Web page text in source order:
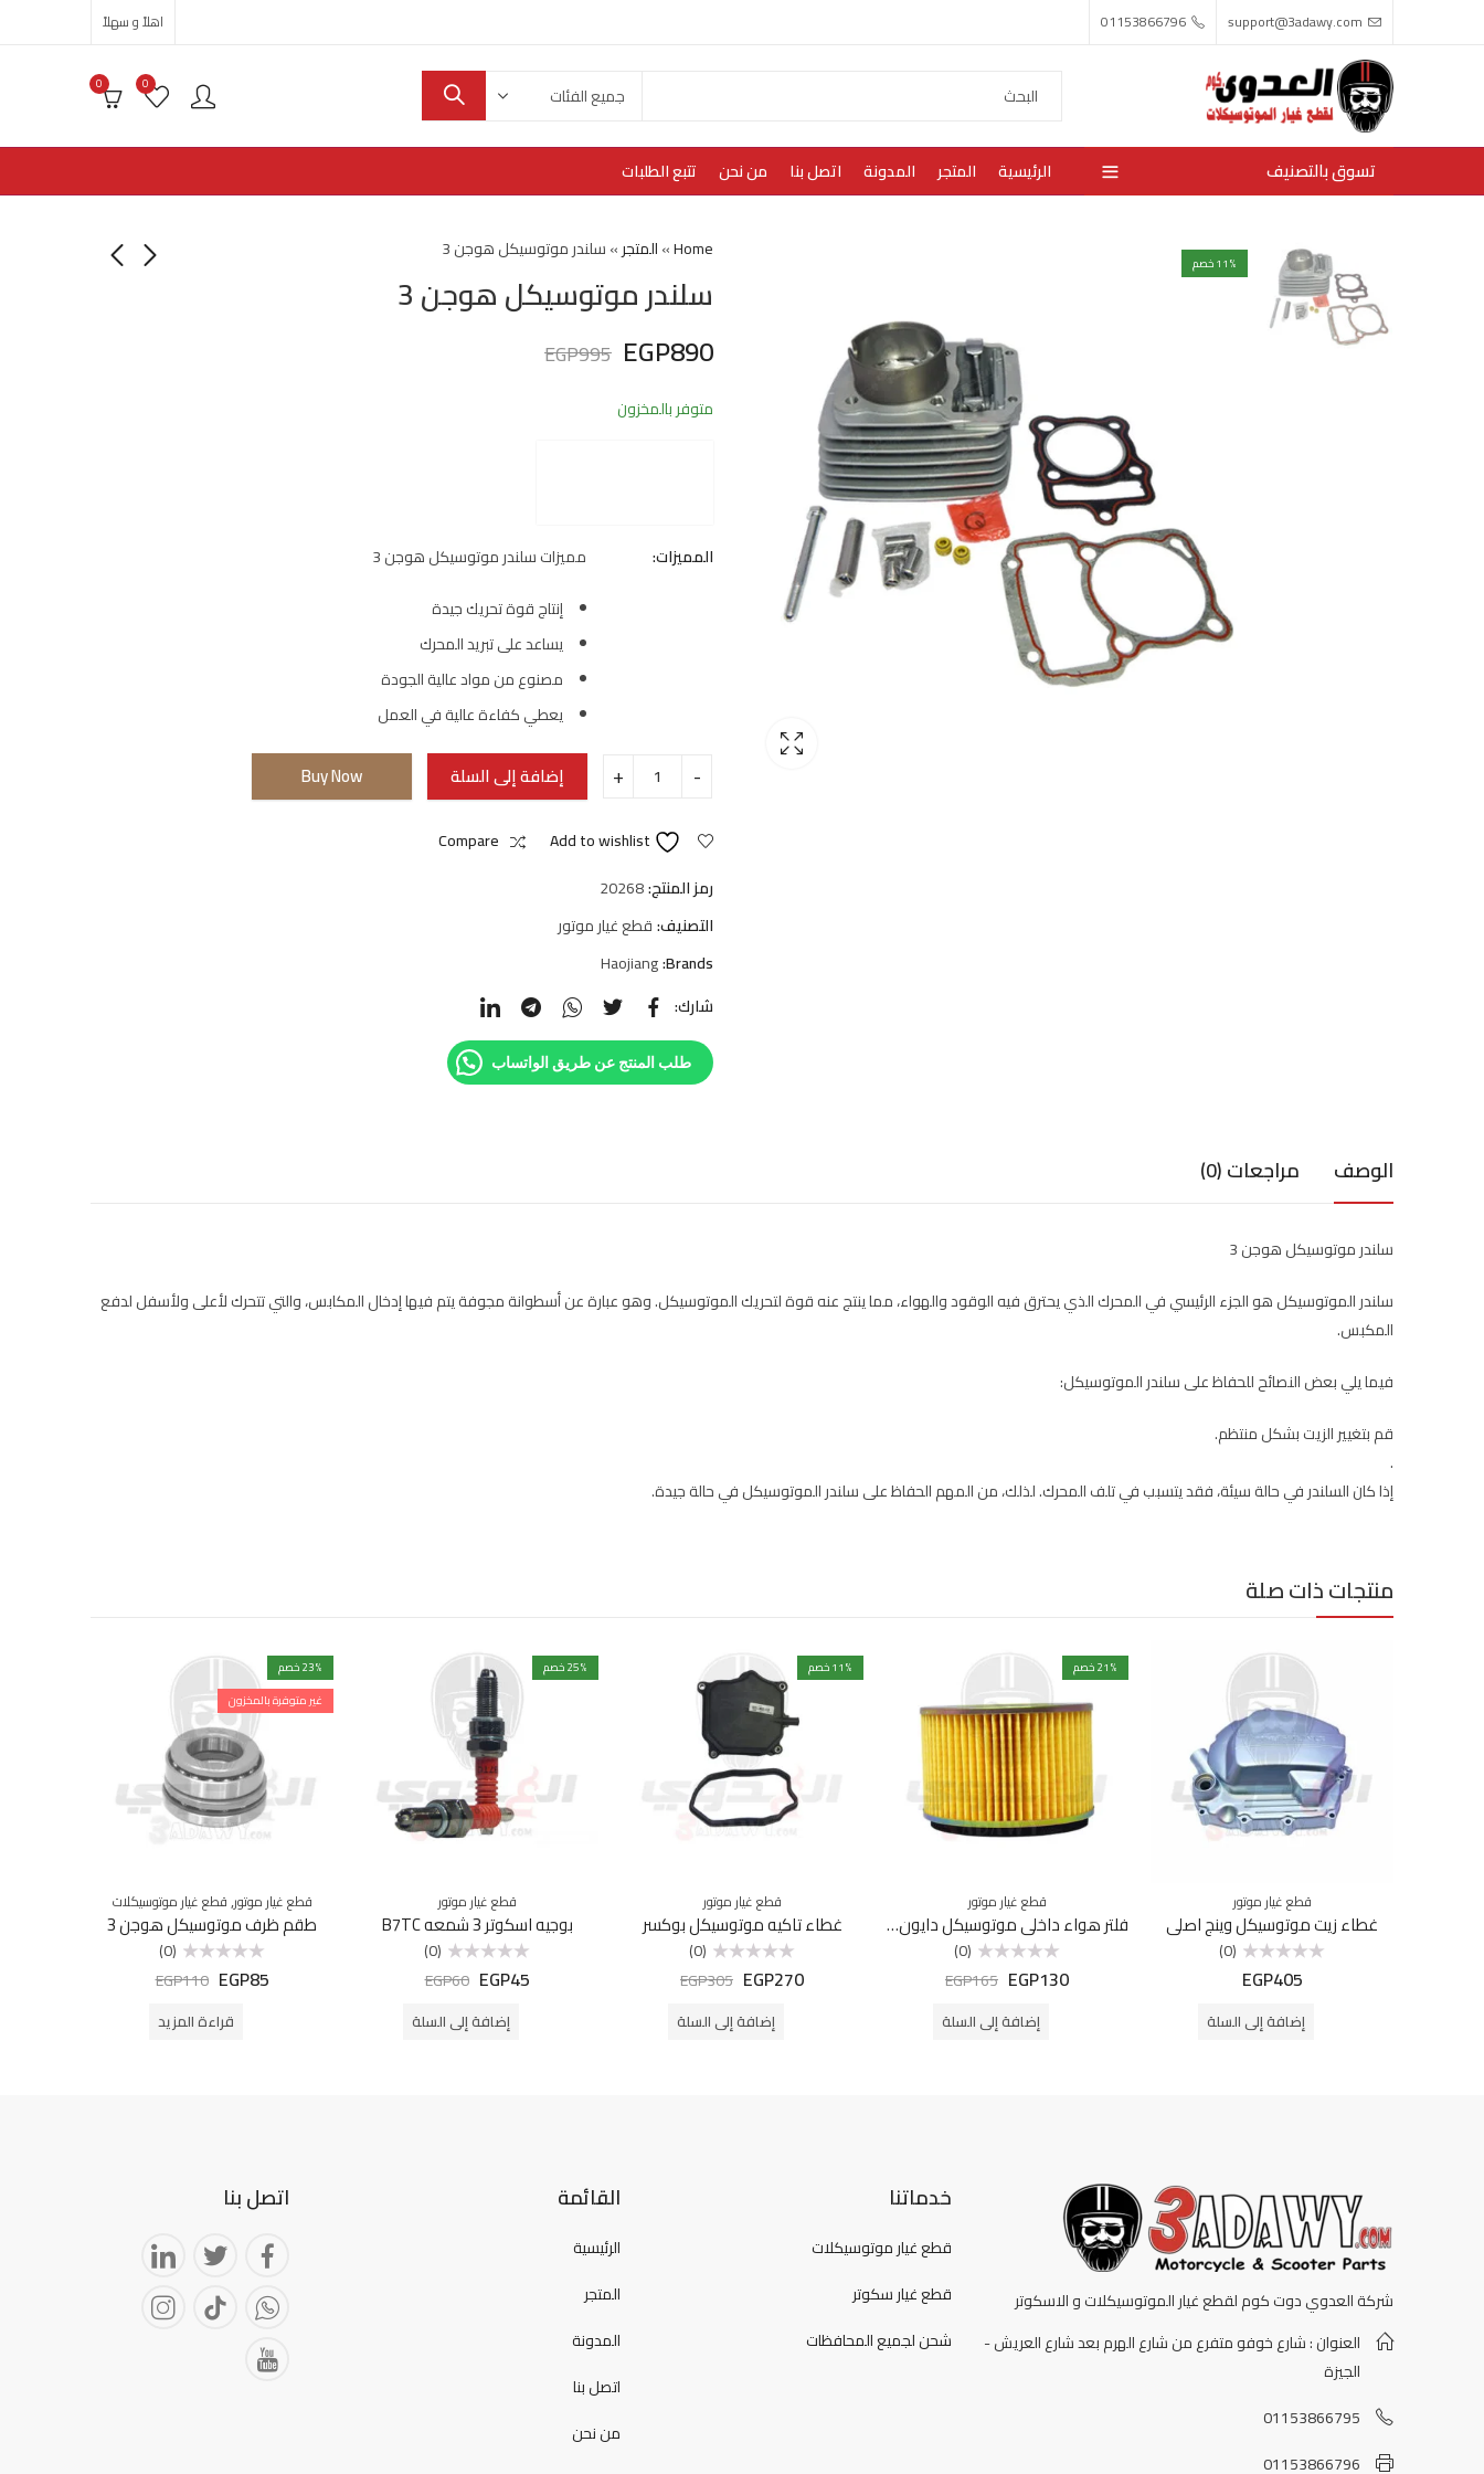
support@3adawy.com
01153866796 اهلاً و سهلاً
0
0
تسوق بالتصنيف الرئيسية المتجر المدونة اتصل بنا من نحن تتبع الطلبات
11% خصم
Home
»المتجر»سلندر موتوسيكل هوجن 3
سلندر موتوسيكل هوجن 3
EGP890
EGP995
متوفر بالمخزون
المميزات:
مميزات سلندر موتوسيكل هوجن 3
إنتاج قوة تحريك جيدة
يساعد على تبريد المحرك
مصنوع من مواد عالية الجودة
يعطي كفاءة عالية في العمل
إضافة إلى السلة Buy Now
Add to wishlist
Compare
رمز المنتج:20268
التصنيف:قطع غيار موتور
Brands:
Haojiang
شارك:
طلب المنتج عن طريق الواتساب
الوصف مراجعات (0)
سلندر موتوسيكل هوجن 3
سلندر الموتوسيكل هو الجزء الرئيسي في المحرك الذي يحترق فيه الوقود والهواء، مما ينتج عنه قوة لتحريك الموتوسيكل. وهو عبارة عن أسطوانة مجوفة يتم فيها إدخال المكابس، والتي تتحرك لأعلى ولأسفل لدفع
المكبس.
فيما يلي بعض النصائح للحفاظ على سلندر الموتوسيكل:
قم بتغيير الزيت بشكل منتظم.
.
إذا كان السلندر في حالة سيئة، فقد يتسبب في تلف المحرك. لذلك، من المهم الحفاظ على سلندر الموتوسيكل في حالة جيدة.
منتجات ذات صلة
قطع غيار موتور
غطاء زيت موتوسيكل وينج اصلي
التقييم
(0)
EGP405
إضافة إلى السلة
21% خصم
قطع غيار موتور
فلتر هواء داخلي موتوسيكل دايون 26
التقييم
(0)
EGP130
EGP165
إضافة إلى السلة
11% خصم
قطع غيار موتور
غطاء تاكيه موتوسيكل بوكسر
التقييم
(0)
EGP270
EGP305
إضافة إلى السلة
25% خصم
قطع غيار موتور
بوجيه اسكوتر 3 شمعه B7TC
التقييم
(0)
EGP45
EGP60
إضافة إلى السلة
23% خصم
غير متوفرة بالمخزون
قطع غيار موتور,قطع غيار موتوسيكلات
طقم ظرف موتوسيكل هوجن 3
التقييم
(0)
EGP85
EGP110
قراءة المزيد
شركة العدوي دوت كوم لقطع غيار الموتوسيكلات و الاسكوتر
العنوان : شارع خوفو متفرع من شارع الهرم بعد شارع العريش -
الجيزة
01153866795
01153866796
خدماتنا
قطع غيار موتوسيكلات
قطع غيار سكوتر
شحن لجميع المحافظات
القائمة
الرئيسية
المتجر
المدونة
اتصل بنا
من نحن
اتصل بنا